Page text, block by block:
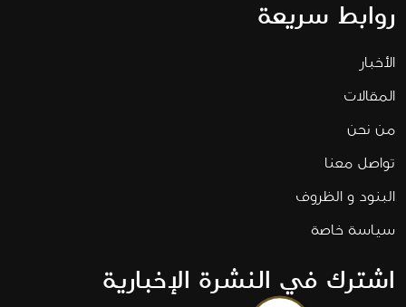
روابط سريعة
الأخبار
المقالات
من نحن
تواصل معنا
البنود و الظروف
سياسة خاصة
اشترك في النشرة الإخبارية